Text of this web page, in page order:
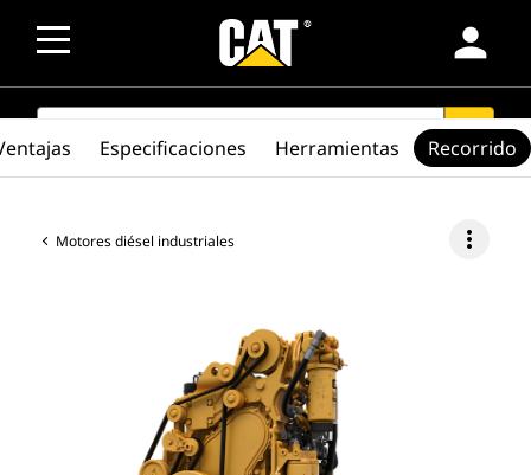
person
SEARCH search
Motores diésel industriales more_vert
Especificaciones Herramientas Recorrido